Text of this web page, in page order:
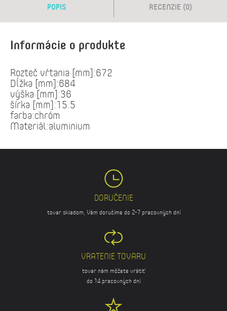
POPIS RECENZIE (0)
Informácie o produkte
Rozteč vŕtania [mm]:672
Dĺžka [mm]:684
výška [mm]:36
šírka [mm]:15.5
farba:chróm
Materiál:aluminium
DORUČENIE
tovar skladom, Vám doručíme do 2-7 pracovných dní
VRATENIE TOVARU
tovar nám môžete vrátiť
do 14 pracovných dní